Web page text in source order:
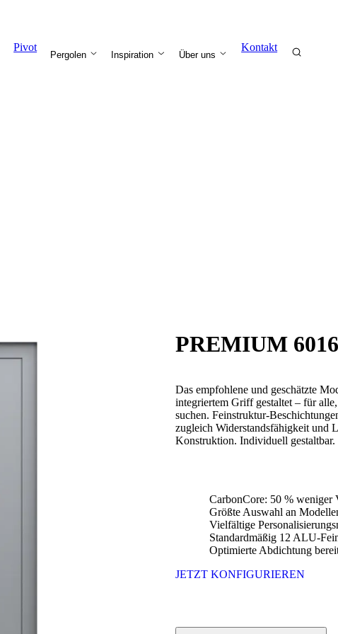
Pivot
Pergolen Inspiration Über uns
Kontakt
PREMIUM 6016
Das empfohlene und geschätzte
integriertem Griff gestaltet – für
suchen. Feinstruktur-
zugleich Widerstandsfähigkeit und
Konstruktion. Individuell gestaltbar.
CarbonCore: 50 % weniger
Größte Auswahl an
Vielfältige
Standardmäßig 12 ALU-
Optimierte Abdichtung
JETZT KONFIGURIEREN